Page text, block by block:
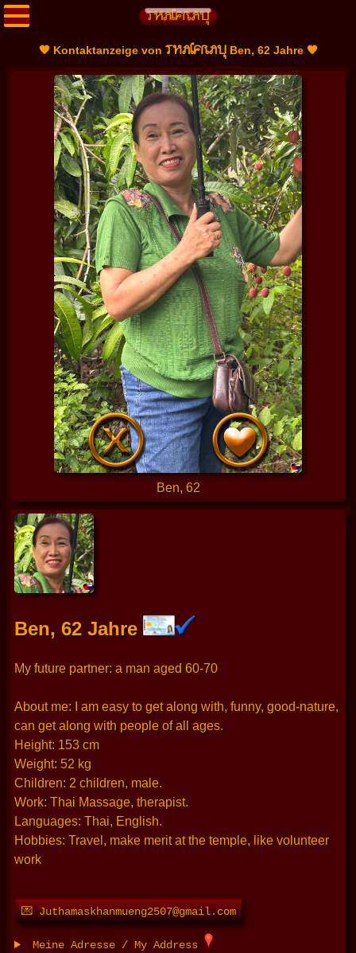
🧡 Kontaktanzeige vonTHAIFRAUBen, 62 Jahre 🧡
Ben, 62
Ben, 62 Jahre
My future partner: a man aged 60-70
About me: I am easy to get along with, funny, good-nature,
can get along with people of all ages.
Height: 153 cm
Weight: 52 kg
Children: 2 children, male.
Work: Thai Massage, therapist.
Languages: Thai, English.
Hobbies: Travel, make merit at the temple, like volunteer
work
💌 Juthamaskhanmueng2507@gmail.com
Meine Adresse / My Address